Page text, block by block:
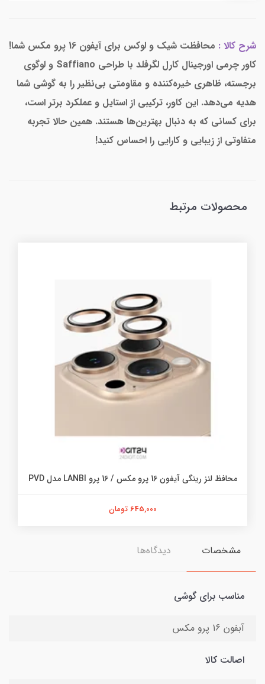
شرح کالا :
محافظت شیک و لوکس برای آیفون 16 پرو مکس شما!
کاور چرمی اورجینال کارل لگرفلد با طراحی Saffiano و لوگوی
برجسته، ظاهری خیره‌کننده و مقاومتی بی‌نظیر را به گوشی شما
هدیه می‌دهد. این کاور، ترکیبی از استایل و عملکرد برتر است،
برای کسانی که به دنبال بهترین‌ها هستند. همین حالا تجربه
متفاوتی از زیبایی و کارایی را احساس کنید!
محصولات مرتبط
محافظ لنز رینگی آیفون 16 پرو مکس / 16 پرو LANBI مدل PVD
645,000 تومان
مشخصات دیدگاه‌ها
مناسب برای گوشی
آبفون 16 پرو مکس
اصالت کالا